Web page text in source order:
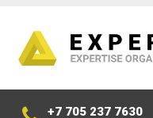
+7 705 237 7630